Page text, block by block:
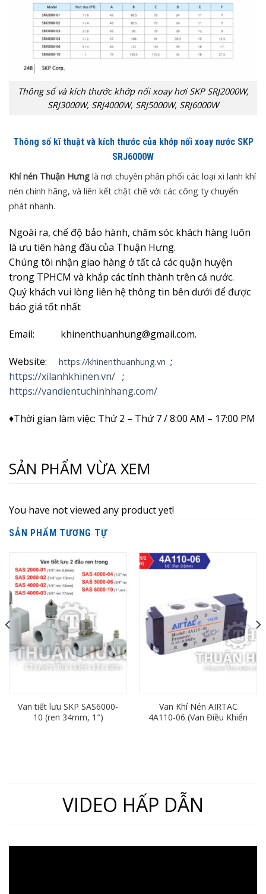
Thông số và kích thước khớp nối xoay hơi SKP SRJ2000W,
SRJ3000W, SRJ4000W, SRJ5000W, SRJ6000W
Thông số kĩ thuật và kích thước của khớp nối xoay nước SKP
SRJ6000W
Khí nén Thuận Hưng là nơi chuyên phân phối các loại xi lanh khí
nén chính hãng, và liên kết chặt chẽ với các công ty chuyển
phát nhanh.
Ngoài ra, chế độ bảo hành, chăm sóc khách hàng luôn
là ưu tiên hàng đầu của Thuận Hưng.
Chúng tôi nhận giao hàng ở tất cả các quận huyện
trong TPHCM và khắp các tỉnh thành trên cả nước.
Quý khách vui lòng liên hệ thông tin bên dưới để được
báo giá tốt nhất
Email: khinenthuanhung@gmail.com.
Website: https://khinenthuanhung.vn ;
https://xilanhkhinen.vn/ ;
https://vandientuchinhhang.com/
♦Thời gian làm việc: Thứ 2 – Thứ 7 / 8:00 AM – 17:00 PM
SẢN PHẨM VỪA XEM
You have not viewed any product yet!
SẢN PHẨM TƯƠNG TỰ
Van tiết lưu SKP SAS6000-
10 (ren 34mm, 1″)
Van Khí Nén AIRTAC
4A110-06 (Van Điều Khiển
VIDEO HẤP DẪN